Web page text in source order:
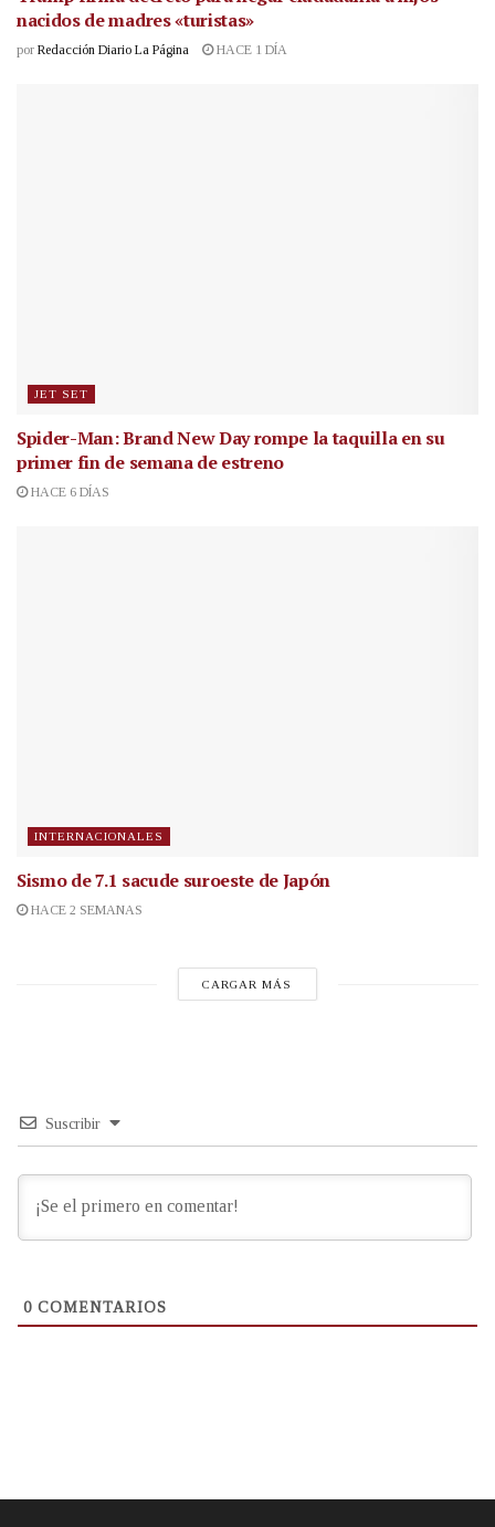
nacidos de madres «turistas»
por Redacción Diario La Página HACE 1 DÍA
JET SET
Spider-Man: Brand New Day rompe la taquilla en su
primer fin de semana de estreno
HACE 6 DÍAS
INTERNACIONALES
Sismo de 7.1 sacude suroeste de Japón
HACE 2 SEMANAS
CARGAR MÁS
Suscribir
0 COMENTARIOS